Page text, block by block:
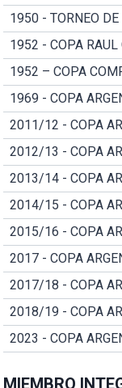
1950 - TORNEO
1952 - COPA RAUL
1952 – COPA
1969 - COPA
2011/12 - COPA
2012/13 - COPA
2013/14 - COPA
2014/15 - COPA
2015/16 - COPA
2017 - COPA
2017/18 - COPA
2018/19 - COPA
2023 - COPA
MIEMBRO